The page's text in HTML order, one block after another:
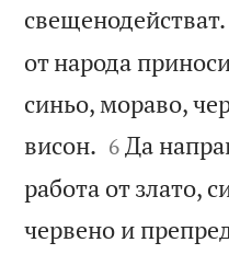
свещенодействат.
от народа
синьо, мораво,
висон. 

6 Да
работа от злато,
червено и